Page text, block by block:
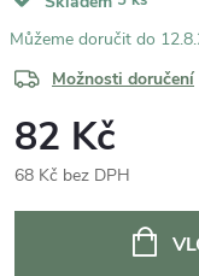
Možnosti doručení
82 Kč
68 Kč bez DPH